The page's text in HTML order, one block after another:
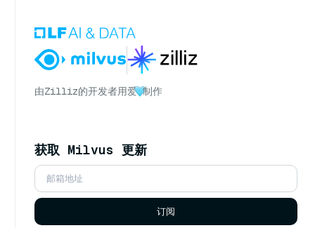
由Zilliz的开发者用爱 制作
获取 Milvus 更新
订阅